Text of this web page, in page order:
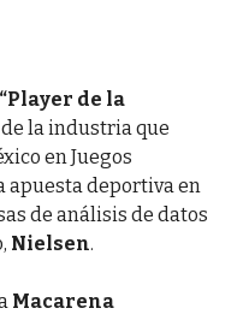
“Player de la
la industria que
en Juegos
apuesta deportiva en
de análisis de datos
Nielsen.
Macarena